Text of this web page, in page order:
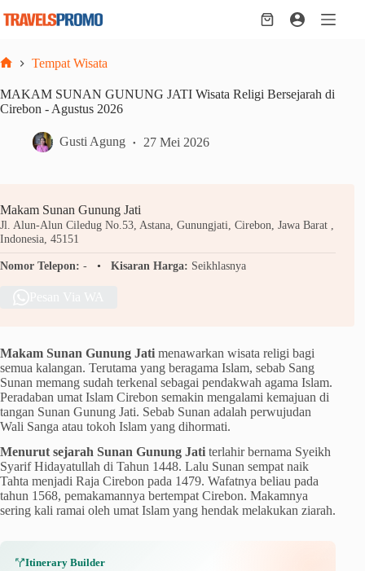
Shopping
Tempat Wisata
MAKAM SUNAN GUNUNG JATI Wisata Religi Bersejarah di
Cirebon - Agustus 2026
Gusti Agung 27 Mei 2026
Makam Sunan Gunung Jati
Jl. Alun-Alun Ciledug No.53, Astana, Gunungjati, Cirebon, Jawa Barat ,
Indonesia, 45151
Nomor Telepon: - Kisaran Harga: Seikhlasnya
Makam Sunan Gunung Jati menawarkan wisata religi bagi
semua kalangan. Terutama yang beragama Islam, sebab Sang
Sunan memang sudah terkenal sebagai pendakwah agama Islam.
Peradaban umat Islam Cirebon semakin mengalami kemajuan di
tangan Sunan Gunung Jati. Sebab Sunan adalah perwujudan
Wali Sanga atau tokoh Islam yang dihormati.
Menurut sejarah Sunan Gunung Jati terlahir bernama Syeikh
Syarif Hidayatullah di Tahun 1448. Lalu Sunan sempat naik
Tahta menjadi Raja Cirebon pada 1479. Wafatnya beliau pada
tahun 1568, pemakamannya bertempat Cirebon. Makamnya
sering kali ramai oleh umat Islam yang hendak melakukan ziarah.
Itinerary Builder